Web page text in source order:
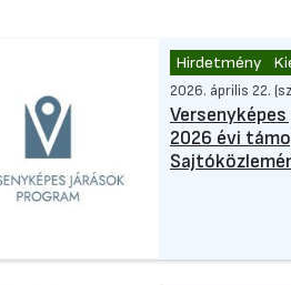
Hirdetmény
2026. április 22.
2026 évi